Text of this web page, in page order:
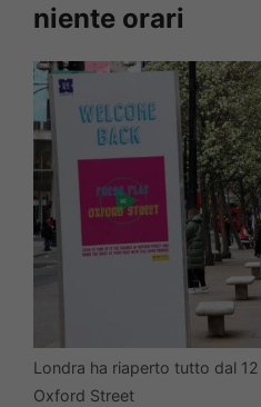
niente orari
Londra ha riaperto tutto dal
Oxford Street